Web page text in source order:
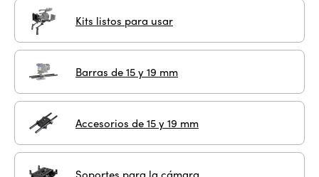
Kits listos para usar
Barras de 15 y 19 mm
Accesorios de 15 y 19 mm
Soportes para la cámara